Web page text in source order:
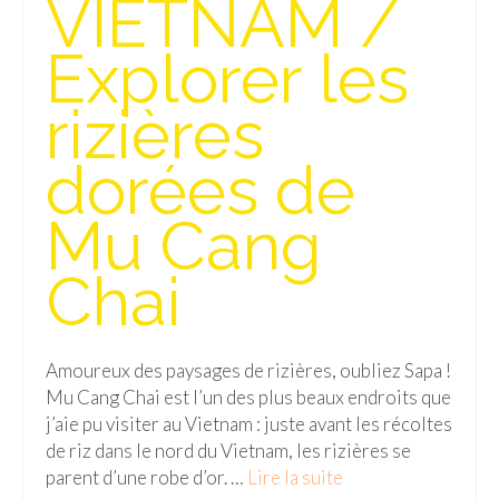
Isla del Sol
Lac Titicaca
Salar d’Uyuni
Sucre
Chili
Paraguay
Pérou
Machu Picchu
ASIE
Chine
VIETNAM /
Explorer les
rizières
dorées de
Mu Cang
Chai
Amoureux des paysages de rizières, oubliez Sapa !
Mu Cang Chai est l’un des plus beaux endroits que
j’aie pu visiter au Vietnam : juste avant les récoltes
de riz dans le nord du Vietnam, les rizières se
parent d’une robe d’or. … Lire la suite­­